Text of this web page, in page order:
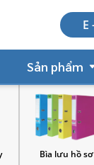
E
Sản phẩm
Bút